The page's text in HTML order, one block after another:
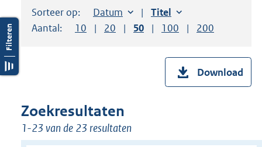
Sorteer op: Sorteer op:
Datum aflopendSorteer op:
Titel oplopend
Aantal:
Toon
10 resultaten per pagina
Toon
20 resultaten per pagina
Toon
50 resultaten per pagina
Toon
100 resultaten per
Toon
200
Download
Zoekresultaten
1-23 van de 23 resultaten